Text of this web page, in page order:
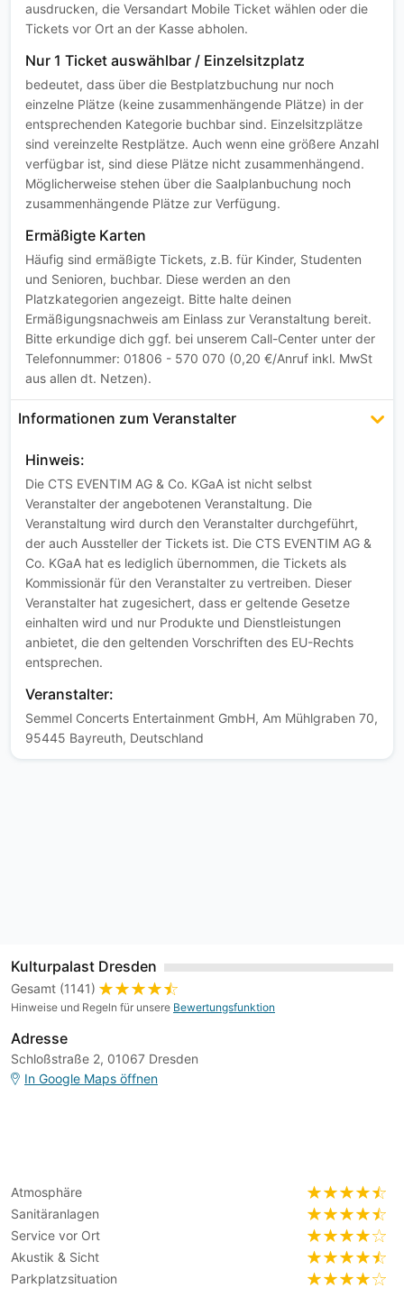
ausdrucken, die Versandart Mobile Ticket wählen oder die
Tickets vor Ort an der Kasse abholen.
Nur 1 Ticket auswählbar / Einzelsitzplatz
bedeutet, dass über die Bestplatzbuchung nur noch
einzelne Plätze (keine zusammenhängende Plätze) in der
entsprechenden Kategorie buchbar sind. Einzelsitzplätze
sind vereinzelte Restplätze. Auch wenn eine größere Anzahl
verfügbar ist, sind diese Plätze nicht zusammenhängend.
Möglicherweise stehen über die Saalplanbuchung noch
zusammenhängende Plätze zur Verfügung.
Ermäßigte Karten
Häufig sind ermäßigte Tickets, z.B. für Kinder, Studenten
und Senioren, buchbar. Diese werden an den
Platzkategorien angezeigt. Bitte halte deinen
Ermäßigungsnachweis am Einlass zur Veranstaltung bereit.
Bitte erkundige dich ggf. bei unserem Call-Center unter der
Telefonnummer: 01806 - 570 070 (0,20 €/Anruf inkl. MwSt
aus allen dt. Netzen).
Informationen zum Veranstalter
Hinweis:
Die CTS EVENTIM AG & Co. KGaA ist nicht selbst
Veranstalter der angebotenen Veranstaltung. Die
Veranstaltung wird durch den Veranstalter durchgeführt,
der auch Aussteller der Tickets ist. Die CTS EVENTIM AG &
Co. KGaA hat es lediglich übernommen, die Tickets als
Kommissionär für den Veranstalter zu vertreiben. Dieser
Veranstalter hat zugesichert, dass er geltende Gesetze
einhalten wird und nur Produkte und Dienstleistungen
anbietet, die den geltenden Vorschriften des EU-Rechts
entsprechen.
Veranstalter:
Semmel Concerts Entertainment GmbH, Am Mühlgraben 70,
95445 Bayreuth, Deutschland
Kulturpalast Dresden
Gesamt (1141)
Hinweise und Regeln für unsere Bewertungsfunktion
Adresse
Schloßstraße 2, 01067 Dresden
In Google Maps öffnen
Atmosphäre
Sanitäranlagen
Service vor Ort
Akustik & Sicht
Parkplatzsituation